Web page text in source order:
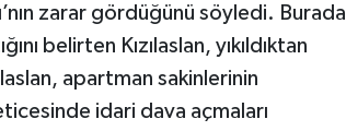
zarar gördüğünü söyledi. Burada
belirten Kızılaslan, yıkıldıktan
apartman sakinlerinin
idari dava açmaları